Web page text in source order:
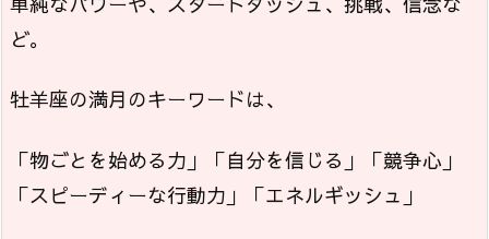
ど。
牡羊座の満月のキーワードは、
「物ごとを始める力」「自分を信じる」「競争心」
「スピーディーな行動力」「エネルギッシュ」